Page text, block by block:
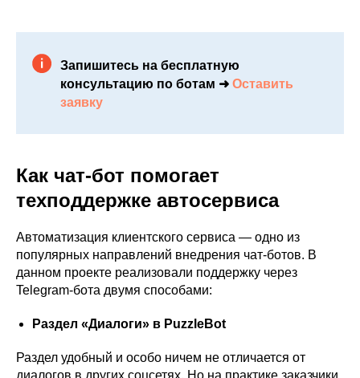
Запишитесь на бесплатную
консультацию по ботам ➜ Оставить
заявку
Как чат-бот помогает
техподдержке автосервиса
Автоматизация клиентского сервиса — одно из
популярных направлений внедрения чат-ботов. В
данном проекте реализовали поддержку через
Telegram-бота двумя способами:
Раздел «Диалоги» в PuzzleBot
Раздел удобный и особо ничем не отличается от